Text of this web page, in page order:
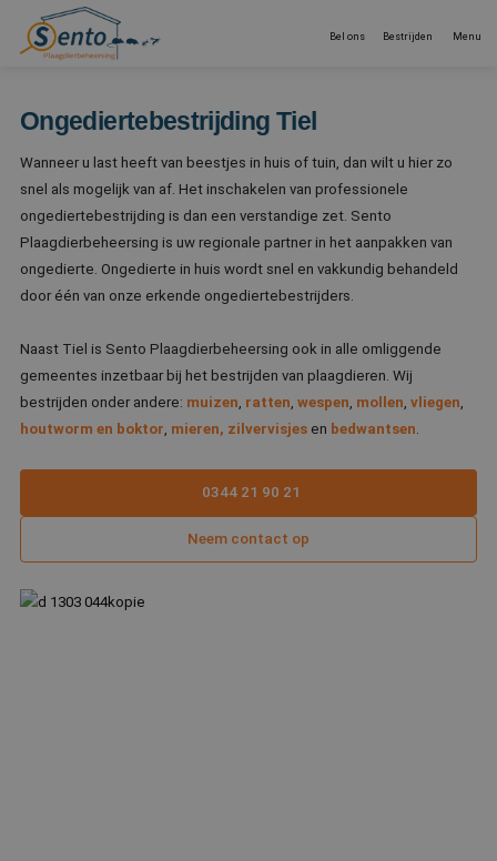
Bel ons Bestrijden Menu
Welk ongedierte wilt u bestrijden?
Voor bedrijven
Werkgebieden
Nieuws
Ongediertebestrijding Tiel
Wanneer u last heeft van beestjes in huis of tuin, dan wilt u hier zo
snel als mogelijk van af. Het inschakelen van professionele
ongediertebestrijding is dan een verstandige zet. Sento
Plaagdierbeheersing is uw regionale partner in het aanpakken van
ongedierte. Ongedierte in huis wordt snel en vakkundig behandeld
door één van onze erkende ongediertebestrijders.
Naast Tiel is Sento Plaagdierbeheersing ook in alle omliggende
gemeentes inzetbaar bij het bestrijden van plaagdieren. Wij
bestrijden onder andere: muizen, ratten, wespen, mollen, vliegen,
houtworm en boktor, mieren, zilvervisjes en bedwantsen.
0344 21 90 21
Neem contact op